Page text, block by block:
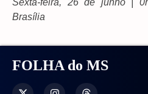
Sexta-feira, 26 de junho |
Brasília
FOLHA do MS